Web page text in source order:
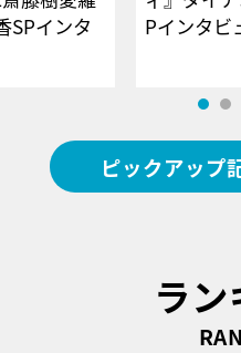
SPインタ
Pイン
ピックアップ
ラ